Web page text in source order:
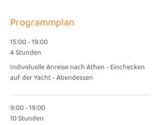
Programmplan
15:00 - 19:00
4 Stunden
Individuelle Anreise nach Athen - Einchecken
auf der Yacht - Abendessen
9:00 - 19:00
10 Stunden